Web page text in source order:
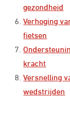
gezondheid
Verhoging
fietsen
kracht
Versnelling
wedstrijden